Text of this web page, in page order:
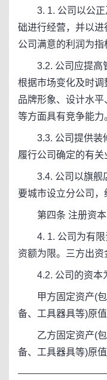
3. 1. 公司以公正
础进行经营，并以
公司满意的利润为指
3.2. 公司应提高
根据市场变化及时
品牌形象、设计水
等方面具有竞争能力
3.3. 公司提供装修
履行公司确定的有关
3.4. 公司以旗舰
要城市设立分公司，
第四条 注册资本
4. 1. 公司为有限
资额为限。三方出
4.2. 公司的资本为
甲方固定资产(包
备、工具器具等)原
乙方固定资产(包
备、工具器具等)原